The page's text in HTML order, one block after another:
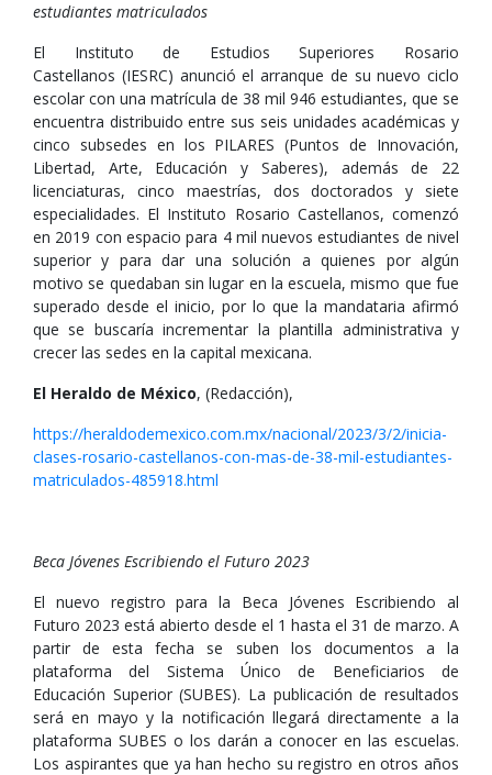
estudiantes matriculados
El Instituto de Estudios Superiores Rosario
Castellanos (IESRC) anunció el arranque de su nuevo ciclo
escolar con una matrícula de 38 mil 946 estudiantes, que se
encuentra distribuido entre sus seis unidades académicas y
cinco subsedes en los PILARES (Puntos de Innovación,
Libertad, Arte, Educación y Saberes), además de 22
licenciaturas, cinco maestrías, dos doctorados y siete
especialidades. El Instituto Rosario Castellanos, comenzó
en 2019 con espacio para 4 mil nuevos estudiantes de nivel
superior y para dar una solución a quienes por algún
motivo se quedaban sin lugar en la escuela, mismo que fue
superado desde el inicio, por lo que la mandataria afirmó
que se buscaría incrementar la plantilla administrativa y
crecer las sedes en la capital mexicana.
El Heraldo de México, (Redacción),
https://heraldodemexico.com.mx/nacional/2023/3/2/inicia-
clases-rosario-castellanos-con-mas-de-38-mil-estudiantes-
matriculados-485918.html
Beca Jóvenes Escribiendo el Futuro 2023
El nuevo registro para la Beca Jóvenes Escribiendo al
Futuro 2023 está abierto desde el 1 hasta el 31 de marzo. A
partir de esta fecha se suben los documentos a la
plataforma del Sistema Único de Beneficiarios de
Educación Superior (SUBES). La publicación de resultados
será en mayo y la notificación llegará directamente a la
plataforma SUBES o los darán a conocer en las escuelas.
Los aspirantes que ya han hecho su registro en otros años